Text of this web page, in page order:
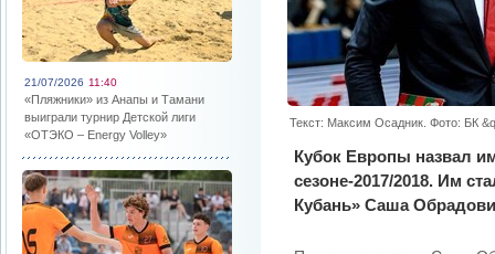
21/07/2026 11:40
«Пляжники» из Анапы и Тамани
выиграли турнир Детской лиги
«ОТЭКО – Energy Volley»
Текст: Максим Осадник. Фото: БК
Кубок Европы назвал
сезоне-2017/2018. Им
Кубань» Саша